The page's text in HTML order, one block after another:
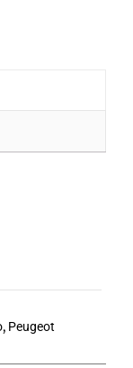
, Peugeot